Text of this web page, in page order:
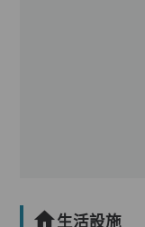
生活設施